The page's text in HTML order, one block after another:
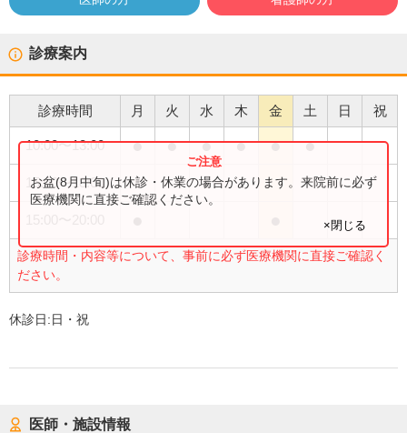
診療案内
診療時間 月 火 水 木 金 土 日 祝
10:00〜13:00 ● ● ● ● ● ●
15:00〜18:00 ●
診療時間・内容等について、事前に必ず医療機関に直接ご確認く
ださい。
お盆(8月中旬)は休診・休業の場合があります。来院前に必ず
医療機関に直接ご確認ください。
×閉じる
休診日:日・祝
医師・施設情報